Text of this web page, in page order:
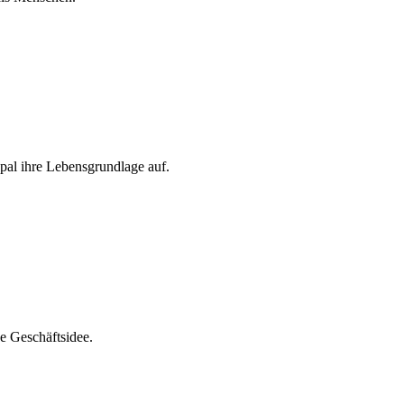
ihre Lebensgrundlage auf.
Geschäftsidee.